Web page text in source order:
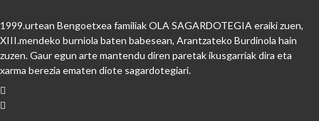
1999.urtean Bengoetxea familiak OLA SAGARDOTEGIA eraiki zuen,
XIII.mendeko burniola baten babesean, Arantzateko Burdinola hain
zuzen. Gaur egun arte mantendu diren paretak ikusgarriak dira eta
xarma berezia ematen diote sagardotegiari.